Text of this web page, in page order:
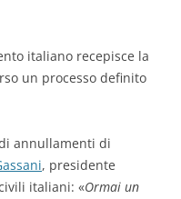
italiano recepisce la
un processo definito
annullamenti di
, presidente
italiani: «Ormai un